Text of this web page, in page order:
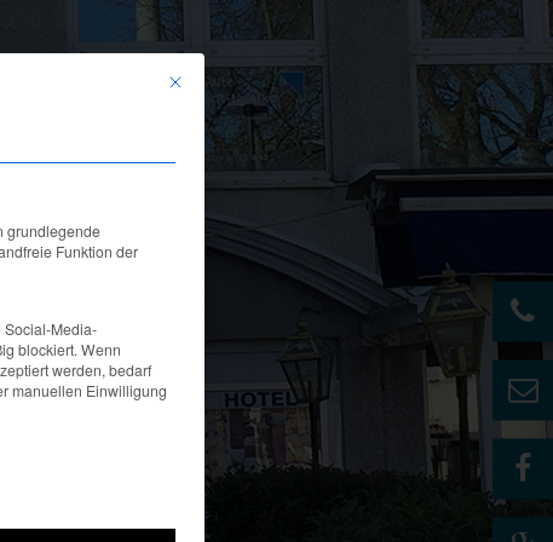
Mit diesem Button wird der Dialog geschlossen. Seine
für die eine Einwilligung erteilt werden kann. Die erste Service-
grundlegende
Funktion der
Social-Media-
blockiert. Wenn
werden, bedarf
manuellen Einwilligung